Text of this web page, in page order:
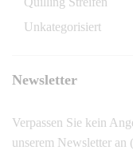
Unkategorisiert
Newsletter
Verpassen Sie kein
unserem Newsletter an